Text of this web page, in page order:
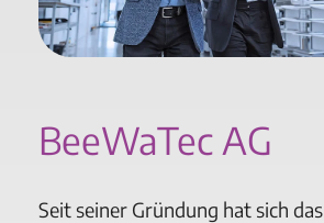
BeeWaTec AG
Seit seiner Gründung hat sich das